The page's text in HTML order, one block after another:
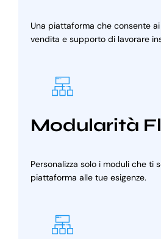
Una piattaforma che consente
vendita e supporto di lavorare
Modularità
Personalizza solo i moduli che ti
piattaforma alle tue esigenze.